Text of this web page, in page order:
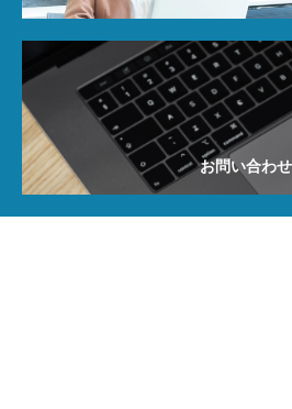
お問い合わせ